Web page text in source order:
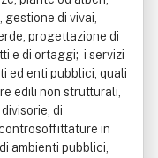
di vivai,
progettazione di
e di ortaggi; - i servizi
ed enti pubblici, quali
edili non strutturali,
di
in
ambienti pubblici,